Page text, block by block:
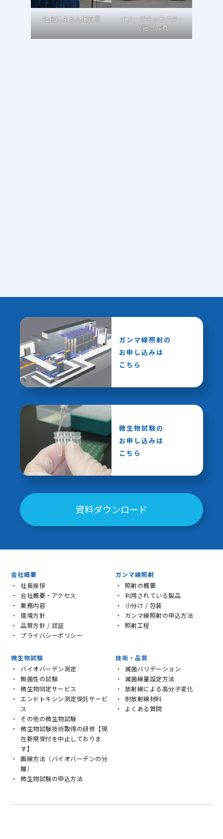
社長による人権宣言
イメージキャラクター
と記念写真
ガンマ線照射の
お申し込みは
こちら
微生物試験の
お申し込みは
こちら
資料ダウンロード
会社概要
社長挨拶
会社概要・アクセス
業務内容
環境方針
品質方針 / 認証
プライバシーポリシー
ガンマ線照射
照射の概要
利用されている製品
小分け / 包装
ガンマ線照射の申込方法
照射工程
微生物試験
バイオバーデン測定
無菌性の試験
微生物同定サービス
エンドトキシン測定受託サービ
ス
その他の微生物試験
微生物試験技術取得の研修【現
在新規受付を中止しておりま
す】
画線方法（バイオバーデンの分
離）
微生物試験の申込方法
技術・品質
滅菌バリデーション
滅菌線量設定方法
放射線による高分子変化
耐放射線材料
よくある質問